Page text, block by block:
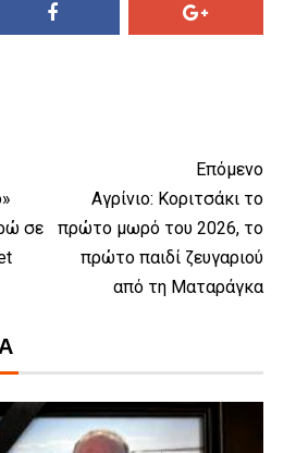
σε
Επόμενο
Αγρίνιο: Κοριτσάκι το
πρώτο μωρό του 2026, το
πρώτο παιδί ζευγαριού
από τη Ματαράγκα